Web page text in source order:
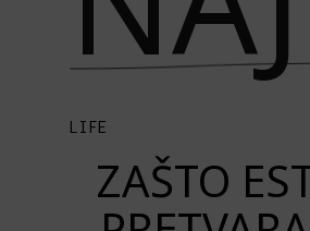
LIFE
ZAŠTO